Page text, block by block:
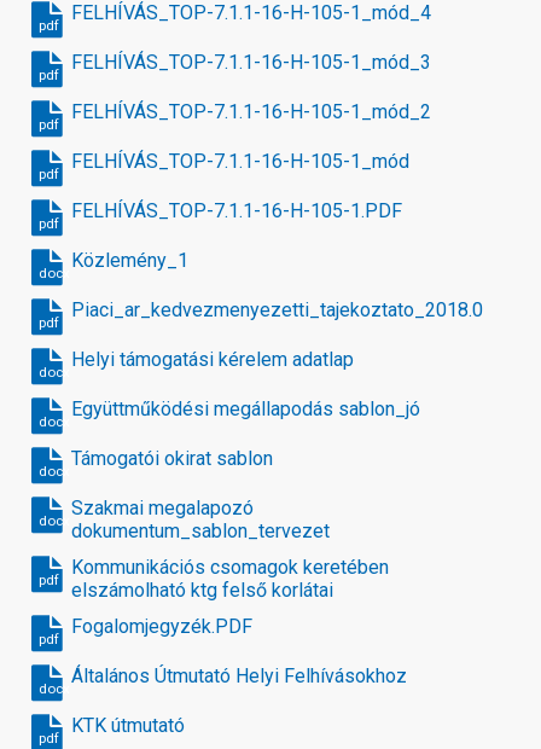
FELHÍVÁS_TOP-7.1.1-16-H-105-1_mód_4
pdf
FELHÍVÁS_TOP-7.1.1-16-H-105-1_mód_3
pdf
FELHÍVÁS_TOP-7.1.1-16-H-105-1_mód_2
pdf
FELHÍVÁS_TOP-7.1.1-16-H-105-1_mód
pdf
FELHÍVÁS_TOP-7.1.1-16-H-105-1.PDF
pdf
Közlemény_1
docx
Piaci_ar_kedvezmenyezetti_tajekoztato_2018.09.13_1
pdf
Helyi támogatási kérelem adatlap
docx
Együttműködési megállapodás sablon_jó
docx
Támogatói okirat sablon
docx
Szakmai megalapozó
dokumentum_sablon_tervezet
docx
Kommunikációs csomagok keretében
elszámolható ktg felső korlátai
pdf
Fogalomjegyzék.PDF
pdf
Általános Útmutató Helyi Felhívásokhoz
docx
KTK útmutató
pdf